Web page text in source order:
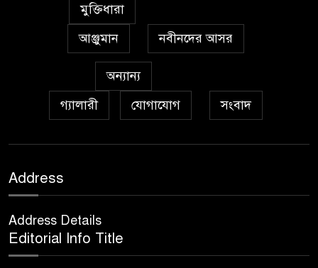
অঞ্চল ভিত্তিক জশনে জুলূসে ঈদে
মিলাদুন্নবী এর গুরুত্ব
আইয়ূবীদের গ্রীবায় মারওয়ানী
১০
‘উরসে পাক সম্পন্ন
মুক্তিধারা
আঞ্জুমান
নবীনদের আসর
অন্যান্য
গ্যালারী
যোগাযোগ সংবাদ
Address
Address Details
Editorial Info Title